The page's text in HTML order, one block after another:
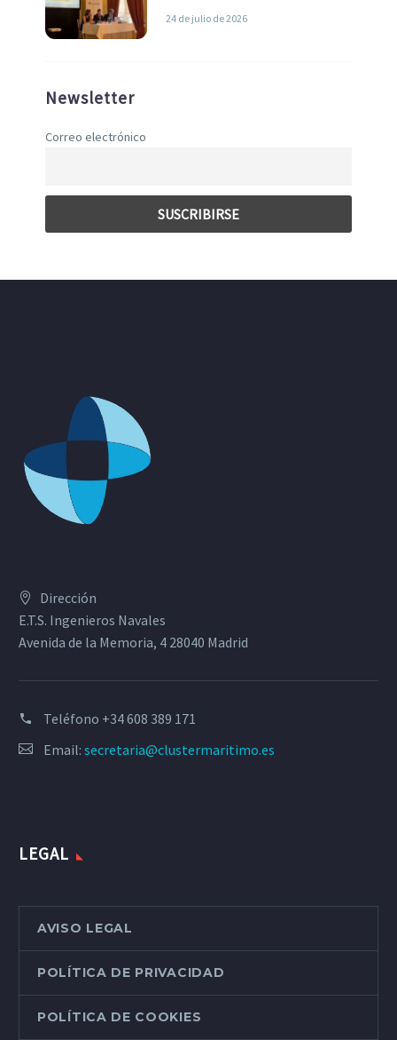
liderazgo en la Economía Azul
24 de julio de 2026
Newsletter
Correo electrónico
Dirección
E.T.S. Ingenieros Navales
Avenida de la Memoria, 4 28040 Madrid
Teléfono +34 608 389 171
Email: secretaria@clustermaritimo.es
LEGAL
AVISO LEGAL
POLÍTICA DE PRIVACIDAD
POLÍTICA DE COOKIES